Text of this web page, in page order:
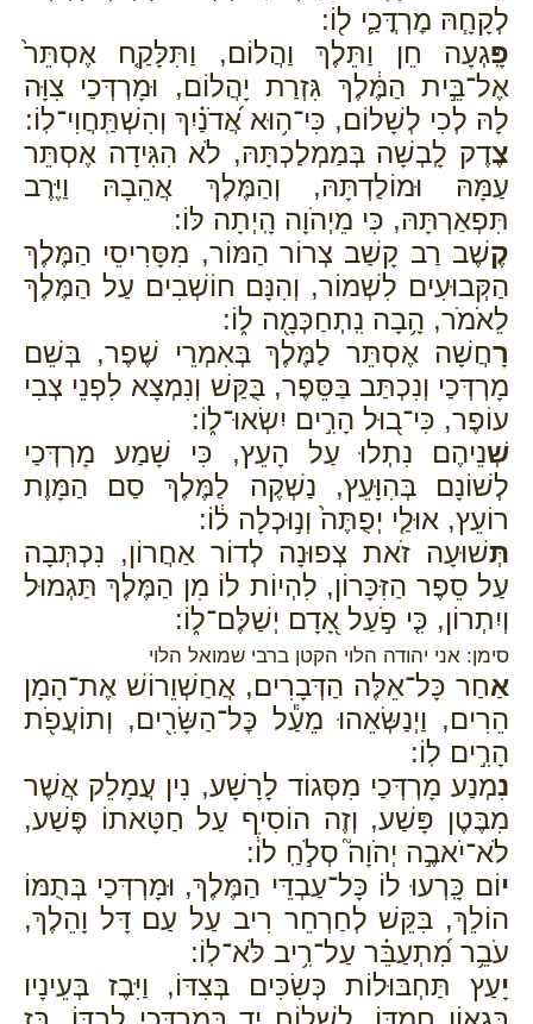
לְקָחָ֧הּ מׇרְדֳּכַ֛י ל֖וֹ:
פָּֽגְעָה חֵן וַתֵּלֶךְ וַהֲלוֹם, וַתִּלָּקַ֤ח אֶסְתֵּר֙
אֶל־בֵּ֣ית הַמֶּ֔לֶךְ גִּזְרַת יָהֲלוֹם, וּמָרְדְּכַי צִוָּה
לָהּ לְכִי לְשָׁלוֹם, כִּי־ה֥וּא אֲ֝דֹנַ֗יִךְ וְהִשְׁתַּֽחֲוִי־לֽוֹ:
צֶדֶק לָֽבְשָׁה בְּמַמְלַכְתָּהּ, לֹא הִגִּידָה אֶסְתֵּר
עַמָּהּ וּמוֹלַדְתָּהּ, וְהַמֶּלֶךְ אֲהֵבָהּ וַיֶּרֶב
תִּפְאַרְתָּהּ, כִּי מֵיְהֹוָה הָֽיְתָה לּוֹ:
קֶשֶׁב רַב קָשַׁב צְרוֹר הַמּוֹר, מִסָּרִיסֵי הַמֶּלֶךְ
הַקְּבוּעִים לִשְׁמוֹר, וְהִנָּם חוֹשְׁבִים עַל הַמֶּלֶךְ
לֵאֹמֹר, הָ֥בָה נִֽתְחַכְּמָ֖ה ל֑וֹ:
רָחֲשָׁה אֶסְתֵּר לַמֶּלֶךְ בְּאִמְרֵי שֶׁפֶר, בְּשֵׁם
מָרְדְּכַי וְנִכְתַּב בַּסֵּפֶר, בֻּקַּשׁ וְנִמְצָא לִפְנֵי צְבִי
עוֹפֶר, כִּי־ב֭וּל הָרִ֣ים יִשְׂאוּ־ל֑וֹ:
שְׁנֵיהֶם נִתְלוּ עַל הָעֵץ, כִּי שָׁמַע מָרְדְּכַי
לְשׁוֹנָם בְּהִוָּעֵץ, נַשְׁקֶה לַמֶּלֶךְ סַם הַמָּוֶת
רוֹעֵץ, אוּלַ֤י יְפֻתֶּה֙ וְנ֣וּכְלָה ל֔וֹ:
תְּשׁוּעָה זֹאת צְפוּנָה לְדוֹר אַחֲרוֹן, נִכְתְּבָה
עַל סֵפֶר הַזִּכָּרוֹן, לִהְיוֹת לוֹ מִן הַמֶּלֶךְ תַּגְמוּל
וְיִתְרוֹן, כִּ֤י פֹ֣עַל אָ֭דָם יְשַׁלֶּם־ל֑וֹ:
סימן: אני יהודה הלוי הקטן ברבי שמואל הלוי
אַחַר כָּל־אֵלֶּה הַדְּבָרִים, אֲחַשְׁוֵרוֹשׁ אֶת־הָמָן
הֵרִים, וַיְנַשְּׂאֵהוּ מֵעַ֕ל כׇּל־הַשָּׂרִ֖ים, וְתוֹעֲפֹ֖ת
הָרִ֣ים לֽוֹ:
נִמְנַע מָרְדְּכַי מִסְּגוֹד לָרָשָׁע, נִין עֲמָלֵק אֲשֶׁר
מִבֶּטֶן פָּשַׁע, וְזֶה הוֹסִיף עַל חַטָּאתוֹ פֶּשַׁע,
לֹא־יֹאבֶ֣ה יְהֹוָה֮ סְלֹ֣חַֽ לוֹ֒:
יוֹם כָּֽרְעוּ לוֹ כָּל־עַבְדֵּי הַמֶּלֶךְ, וּמָרְדְּכַי בְּתֻמּוֹ
הוֹלֵךְ, בִּקֵּשׁ לְחַרְחֵר רִיב עַל עַם דָּל וָהֵלֶךְ,
עֹבֵ֥ר מִ֝תְעַבֵּ֗ר עַל־רִ֥יב לֹּא־לֽוֹ:
יָעַץ תַּחְבּוּלוֹת כְּשִׂכִּים בְּצִדּוֹ, וַיִּבֶז בְּעֵינָיו